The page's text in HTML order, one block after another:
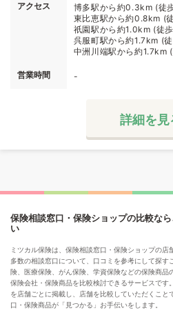
アクセス
博多駅から約0.3km (徒
東比恵駅から約0.8km (
祇園駅から約1.0km (徒
呉服町駅から約1.7km (
中洲川端駅から約1.7km
営業時間 -
詳細を見
保険相談窓口・保険ショップの比較な
い
ミツカル保険は、保険相談窓口・保険ショップの
多数の相談窓口について、口コミを参考にして探す
険、医療保険、がん保険、学資保険などの保険商品
保険会社・保険商品を比較検討できるサービスです
を店舗ごとに掲載し、店舗を比較していただくこ
口・保険商品が「見つかる」お手伝いをします。